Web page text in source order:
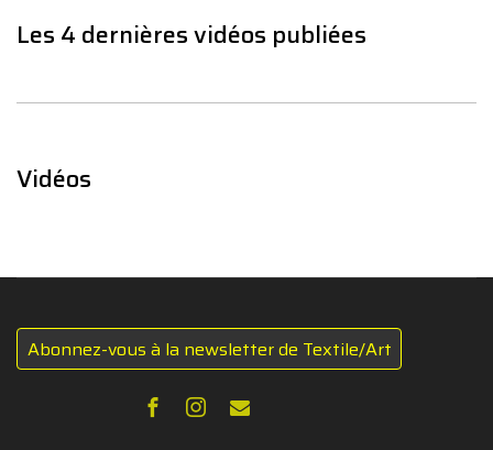
Les 4 dernières vidéos publiées
Vidéos
Abonnez-vous à la newsletter de Textile/Art